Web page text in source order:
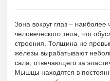
Зона вокруг глаз – наиболее
человеческого тела, что
строения. Толщина не
железы вырабатывают
сала, отвечающего за
Мышцы находятся в